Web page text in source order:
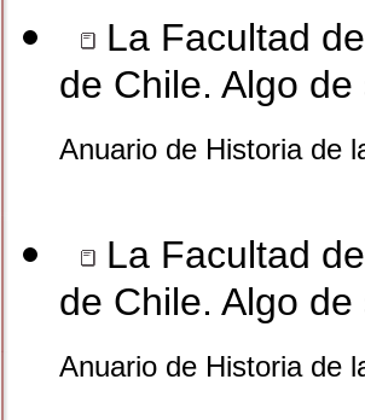
La Facultad
de Chile. Algo
Anuario de Historia de
La Facultad
de Chile. Algo
Anuario de Historia de